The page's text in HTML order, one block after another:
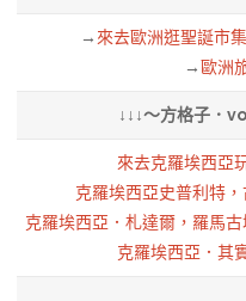
→ 來去歐洲逛聖誕市
→歐洲
↓↓↓～方格子．
來去克羅埃西亞
克羅埃西亞史普利特
克羅埃西亞．札達爾，羅馬
克羅埃西亞．其